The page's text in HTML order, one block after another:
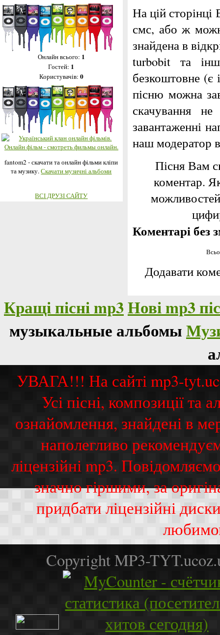
Онлайн всього: 1
Гостей: 1
Користувачів: 0
fantom2 - скачати та онлайн фільми кліпи
та музику.Скачати музичні альбоми
ВСІ ДРУЗІ САЙТУ
На цій
смс, або ж
знайдена в
turbobit та
безкоштовне (є
пісню можна
скачування
завантаженні
наш модератор
Пісня Вам
коментар.
Коментарі без
Додавати
Кращі пісні mp3Нові mp3
музыкальные альбомы
УВАГА!!! На сайті mp3-
Усі пісні, композиції
ознайомлення, знайдені в
наполегливо
ліцензійні mp3.
значно гіршими, за
придбати ліцензійні
Copyright MP3-